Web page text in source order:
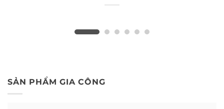
SẢN PHẨM GIA CÔNG